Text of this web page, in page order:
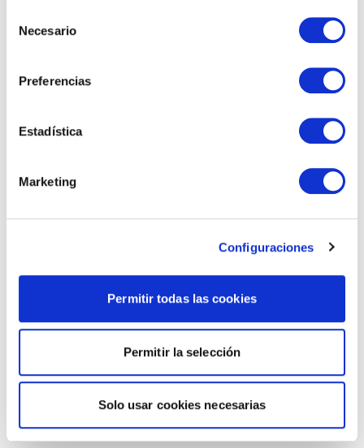
Necesario
Preferencias
Estadística
Marketing
Configuraciones
Permitir todas las cookies
Permitir la selección
Solo usar cookies necesarias